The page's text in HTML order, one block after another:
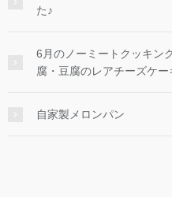
た♪
6月のノーミートクッキン
腐・豆腐のレアチーズケー
自家製メロンパン